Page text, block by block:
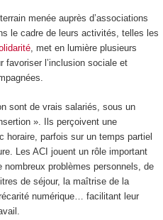
menée auprès d’associations
le cadre de leurs activités, telles les
, met en lumière plusieurs
favoriser l’inclusion sociale et
sont de vrais salariés, sous un
». Ils perçoivent une
horaire, parfois sur un temps partiel
Les ACI jouent un rôle important
problèmes personnels, de
de séjour, la maîtrise de la
numérique… facilitant leur